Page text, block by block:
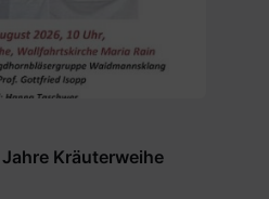
Kräuterweihe